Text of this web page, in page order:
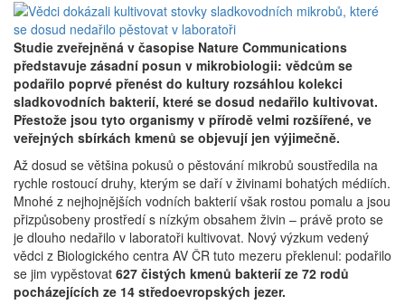
Studie zveřejněná v časopise Nature Communications
představuje zásadní posun v mikrobiologii: vědcům se
podařilo poprvé přenést do kultury rozsáhlou kolekci
sladkovodních bakterií, které se dosud nedařilo kultivovat.
Přestože jsou tyto organismy v přírodě velmi rozšířené, ve
veřejných sbírkách kmenů se objevují jen výjimečně.
Až dosud se většina pokusů o pěstování mikrobů soustředila na
rychle rostoucí druhy, kterým se daří v živinami bohatých médiích.
Mnohé z nejhojnějších vodních bakterií však rostou pomalu a jsou
přizpůsobeny prostředí s nízkým obsahem živin – právě proto se
je dlouho nedařilo v laboratoři kultivovat. Nový výzkum vedený
vědci z Biologického centra AV ČR tuto mezeru překlenul: podařilo
se jim vypěstovat 627 čistých kmenů bakterií ze 72 rodů
pocházejících ze 14 středoevropských jezer.